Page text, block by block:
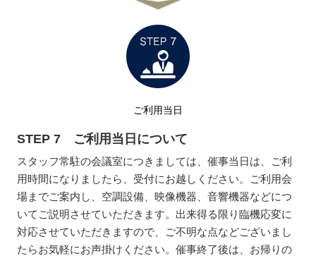
ご利用当日
STEP 7 ご利用当日について
スタッフ常駐の会議室につきましては、催事当日は、ご利
用時間になりましたら、受付にお越しください。ご利用会
場までご案内し、空調設備、映像機器、音響機器などにつ
いてご説明させていただきます。出来得る限り臨機応変に
対応させていただきますので、ご不明な点などございまし
たらお気軽にお声掛けください。催事終了後は、お帰りの